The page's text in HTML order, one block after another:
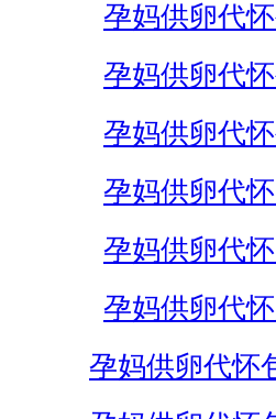
孕妈供卵代
孕妈供卵代
孕妈供卵代
孕妈供卵代
孕妈供卵代
孕妈供卵代
孕妈供卵代怀